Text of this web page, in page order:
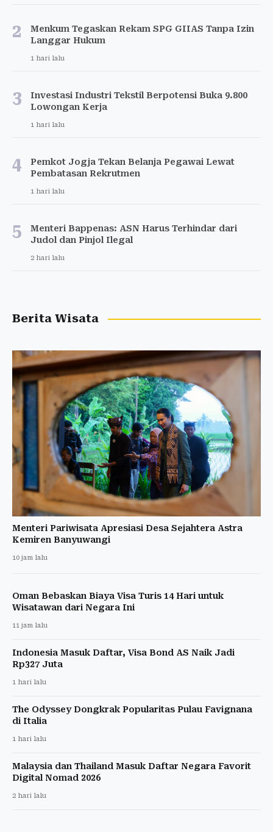
2
Menkum Tegaskan Rekam SPG GIIAS Tanpa Izin
Langgar Hukum
1 hari lalu
3
Investasi Industri Tekstil Berpotensi Buka 9.800
Lowongan Kerja
1 hari lalu
4
Pemkot Jogja Tekan Belanja Pegawai Lewat
Pembatasan Rekrutmen
1 hari lalu
5
Menteri Bappenas: ASN Harus Terhindar dari
Judol dan Pinjol Ilegal
2 hari lalu
Berita Wisata
Menteri Pariwisata Apresiasi Desa Sejahtera Astra
Kemiren Banyuwangi
10 jam lalu
Oman Bebaskan Biaya Visa Turis 14 Hari untuk
Wisatawan dari Negara Ini
11 jam lalu
Indonesia Masuk Daftar, Visa Bond AS Naik Jadi
Rp327 Juta
1 hari lalu
The Odyssey Dongkrak Popularitas Pulau Favignana
di Italia
1 hari lalu
Malaysia dan Thailand Masuk Daftar Negara Favorit
Digital Nomad 2026
2 hari lalu